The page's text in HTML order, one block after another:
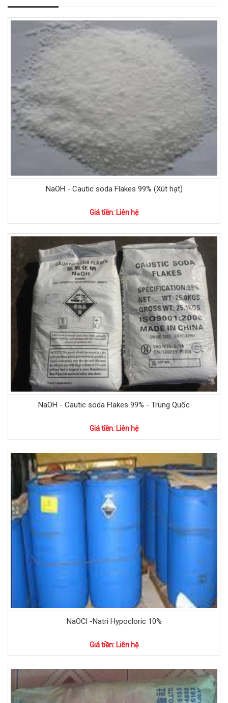
NaOH - Cautic soda Flakes 99% (Xút hạt)
Giá tiền: Liên hệ
NaOH - Cautic soda Flakes 99% - Trung Quốc
Giá tiền: Liên hệ
NaOCl -Natri Hypocloric 10%
Giá tiền: Liên hệ